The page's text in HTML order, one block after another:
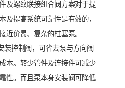
及螺纹联接组合阀方案对于提
及提高系统可靠性是有效的，
近价昂、复杂的柱塞泵。
控制阀，可省去泵与方向阀
本。较少管件及连接件可减少
性。而且泵本身安装阀可降低